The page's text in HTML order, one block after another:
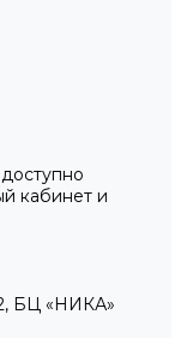
кабинет и
БЦ «НИКА»